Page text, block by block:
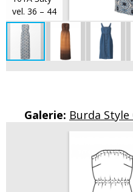
vel. 36 – 44
Galerie: Burda